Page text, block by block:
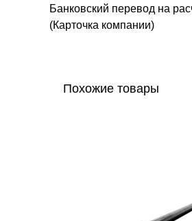
Банковский перевод на
(Карточка компании)
Похожие товары